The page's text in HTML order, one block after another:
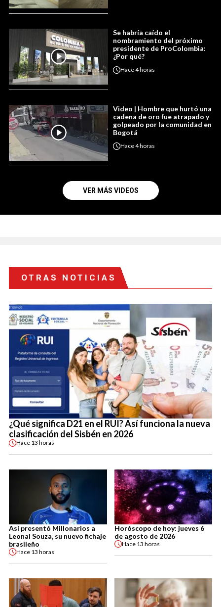
Se habría caído el
nombramiento del próximo
presidente de ProColombia:
¿Por qué?
Hace4 horas
Video | Hombre que hurtó una
cadena de oro fue atrapado y
golpeado por la comunidad en
Bogotá
Hace4 horas
VER MÁS VIDEOS
OTRAS NOTICIAS
¿Qué significa D21 en el RUI? Así funciona la nueva
clasificación del Sisbén en 2026
Hace 13 horas
Así presentó Millonarios a
Leonai Souza, su nuevo fichaje
brasileño
Hace 13 horas
Horóscopo de hoy: jueves 6
de agosto de 2026
Hace 13 horas